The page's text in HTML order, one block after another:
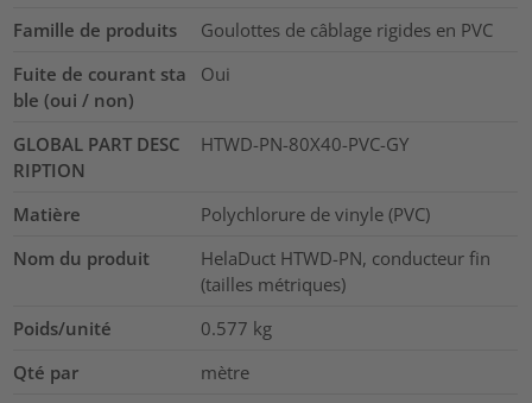
Famille de produits
Goulottes de câblage rigides en PVC
Fuite de courant sta
ble (oui / non)
Oui
GLOBAL PART DESC
RIPTION
HTWD-PN-80X40-PVC-GY
Matière
Polychlorure de vinyle (PVC)
Nom du produit
HelaDuct HTWD-PN, conducteur fin
(tailles métriques)
Poids/unité
0.577 kg
Qté par
mètre